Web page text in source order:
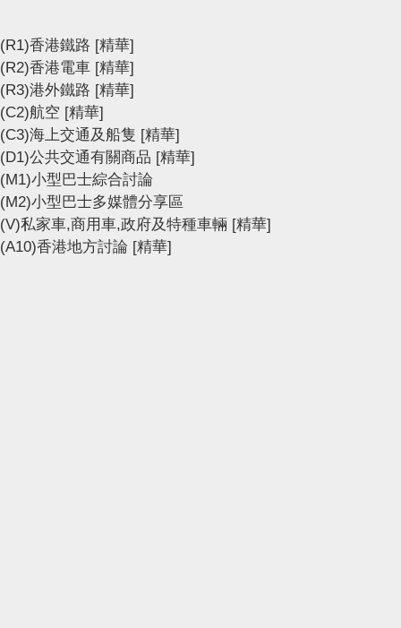
(R1)香港鐵路 [精華]
(R2)香港電車 [精華]
(R3)港外鐵路 [精華]
(C2)航空 [精華]
(C3)海上交通及船隻 [精華]
(D1)公共交通有關商品 [精華]
(M1)小型巴士綜合討論
(M2)小型巴士多媒體分享區
(V)私家車,商用車,政府及特種車輛 [精華]
(A10)香港地方討論 [精華]